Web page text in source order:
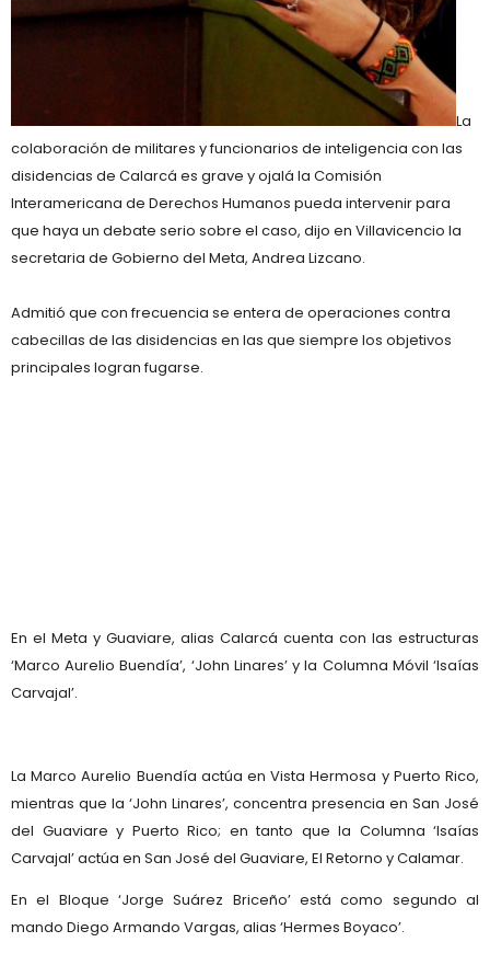
La
colaboración de militares y funcionarios de inteligencia con las
disidencias de Calarcá es grave y ojalá la Comisión
Interamericana de Derechos Humanos pueda intervenir para
que haya un debate serio sobre el caso, dijo en Villavicencio la
secretaria de Gobierno del Meta, Andrea Lizcano.
Admitió que con frecuencia se entera de operaciones contra
cabecillas de las disidencias en las que siempre los objetivos
principales logran fugarse.
En el Meta y Guaviare, alias Calarcá cuenta con las estructuras
‘Marco Aurelio Buendía’, ‘John Linares’ y la Columna Móvil ‘Isaías
Carvajal’.
La Marco Aurelio Buendía actúa en Vista Hermosa y Puerto Rico,
mientras que la ‘John Linares’, concentra presencia en San José
del Guaviare y Puerto Rico; en tanto que la Columna ‘Isaías
Carvajal’ actúa en San José del Guaviare, El Retorno y Calamar.
En el Bloque ‘Jorge Suárez Briceño’ está como segundo al
mando Diego Armando Vargas, alias ‘Hermes Boyaco’.